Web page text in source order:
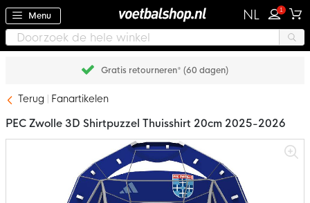
Menu NL 1
(60 dagen)
Terug Fanartikelen
PEC Zwolle 3D Shirtpuzzel Thuisshirt 20cm 2025-2026